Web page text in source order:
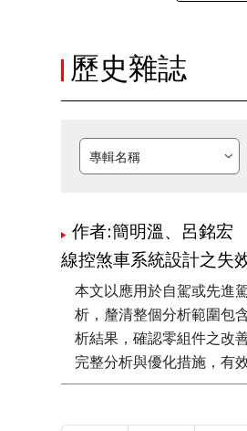
歷史雜誌
作者:簡明溫、呂銘宏
線控煞車系統設計之失
本文以應用於自駕或先進
析，釐清整個分析範圍包
析結果，確認零組件之改
完整分析與優化措施，有